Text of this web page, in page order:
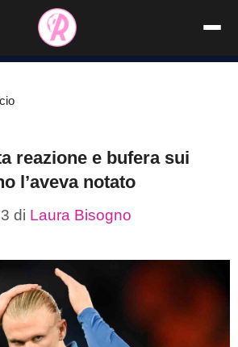
reazione e bufera sui
l’aveva notato
di Laura Bisogno